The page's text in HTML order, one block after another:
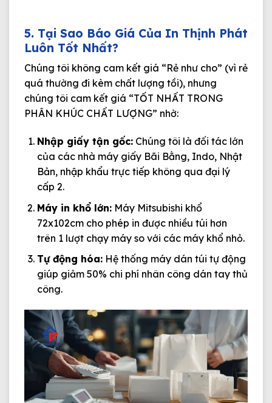
5. Tại Sao Báo Giá Của In Thịnh Phát
Luôn Tốt Nhất?
Chúng tôi không cam kết giá “Rẻ như cho” (vì rẻ
quá thường đi kèm chất lượng tồi), nhưng
chúng tôi cam kết giá “TỐT NHẤT TRONG
PHÂN KHÚC CHẤT LƯỢNG” nhờ:
Nhập giấy tận gốc:Chúng tôi là đối tác lớn
của các nhà máy giấy Bãi Bằng, Indo, Nhật
Bản, nhập khẩu trực tiếp không qua đại lý
cấp 2.
Máy in khổ lớn:Máy Mitsubishi khổ
72x102cm cho phép in được nhiều túi hơn
trên 1 lượt chạy máy so với các máy khổ nhỏ.
Tự động hóa:Hệ thống máy dán túi tự động
giúp giảm 50% chi phí nhân công dán tay thủ
công.